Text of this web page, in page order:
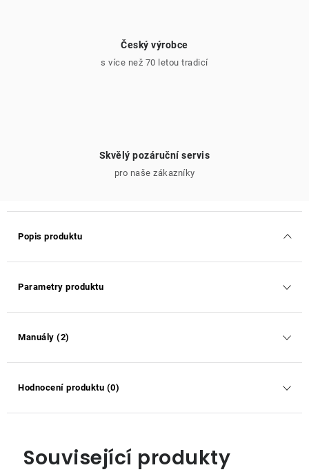
Český výrobce
s více než 70 letou tradicí
Skvělý pozáruční servis
pro naše zákazníky
Popis produktu
Parametry produktu
Manuály (2)
Hodnocení produktu (0)
Související produkty